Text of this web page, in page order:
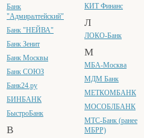
Банк
"Адмиралтейский"
Банк "НЕЙВА"
Банк Зенит
Банк Москвы
Банк СОЮЗ
Банк24.ру
БИНБАНК
БыстроБанк
В
КИТ Финанс
Л
ЛОКО-Банк
М
МБА-Москва
МДМ Банк
МЕТКОМБАНК
МОСОБЛБАНК
МТС-Банк (ранее
МБРР)